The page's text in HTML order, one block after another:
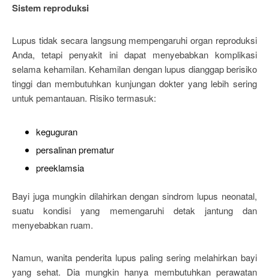
Sistem reproduksi
Lupus tidak secara langsung mempengaruhi organ reproduksi
Anda, tetapi penyakit ini dapat menyebabkan komplikasi
selama kehamilan. Kehamilan dengan lupus dianggap berisiko
tinggi dan membutuhkan kunjungan dokter yang lebih sering
untuk pemantauan. Risiko termasuk:
keguguran
persalinan prematur
preeklamsia
Bayi juga mungkin dilahirkan dengan sindrom lupus neonatal,
suatu kondisi yang memengaruhi detak jantung dan
menyebabkan ruam.
Namun, wanita penderita lupus paling sering melahirkan bayi
yang sehat. Dia mungkin hanya membutuhkan perawatan